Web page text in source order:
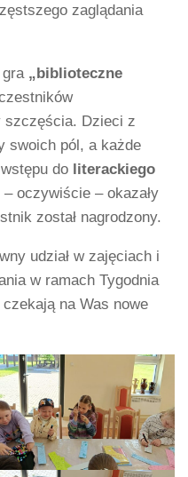
zaglądania
„biblioteczne
szczęścia. Dzieci z
swoich pól, a każde
do literackiego
oczywiście – okazały
został nagrodzony.
udział w zajęciach i
w ramach Tygodnia
na Was nowe